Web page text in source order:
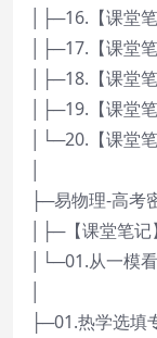
│├─16.【课堂
│├─17.【课堂
│├─18.【课堂
│├─19.【课堂
│└─20.【课堂
├─易物理-高考
│├─【课堂笔
│└─01.从一模
├─01.热学选填